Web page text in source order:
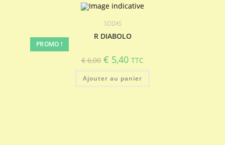
PROMO !
SODAS
R DIABOLO
€6,00 Le
prix
initial
était :
€ 6,00.
€ 5,40Le
prix
actuel
est :
€ 5,40.
TTC
Ajouter au panier